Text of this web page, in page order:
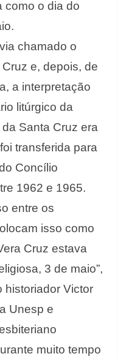
como o dia do
chamado o
e, depois, de
a interpretação
litúrgico da
Santa Cruz era
transferida para
Concílio
1962 e 1965.
entre os
isso como
Cruz estava
3 de maio”,
historiador Victor
Unesp e
muito tempo